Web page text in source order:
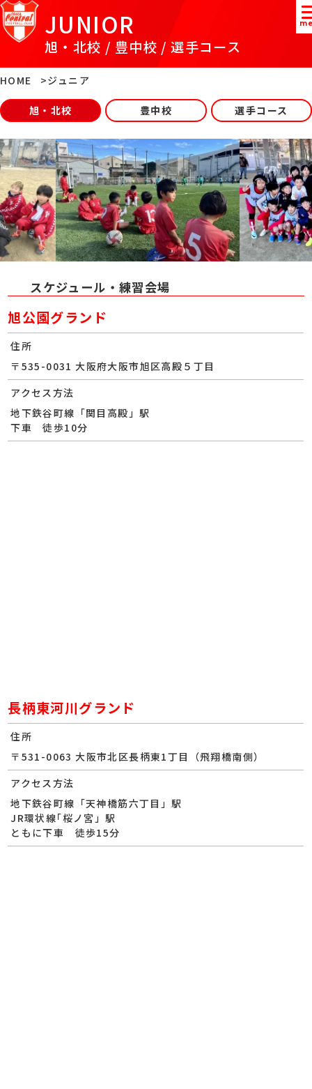
JUNIOR
旭・北校 / 豊中校 / 選手コース
HOME ジュニア
旭・北校 豊中校 選手コース
スケジュール・練習会場
旭公園グランド
住所
〒535-0031 大阪府大阪市旭区高殿５丁目
アクセス方法
地下鉄谷町線「関目高殿」駅
下車 徒歩10分
長柄東河川グランド
住所
〒531-0063 大阪市北区長柄東1丁目（飛翔橋南側）
アクセス方法
地下鉄谷町線「天神橋筋六丁目」駅
JR環状線｢桜ノ宮」駅
ともに下車 徒歩15分